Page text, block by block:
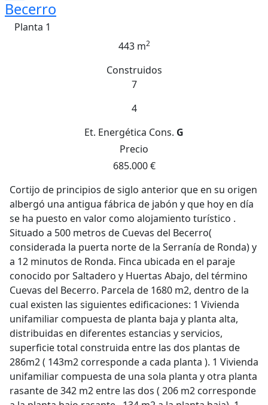
Becerro
Planta 1
443 m2
Construidos
7
4
Et. Energética Cons. G
Precio
685.000 €
Cortijo de principios de siglo anterior que en su origen
albergó una antigua fábrica de jabón y que hoy en día
se ha puesto en valor como alojamiento turístico .
Situado a 500 metros de Cuevas del Becerro(
considerada la puerta norte de la Serranía de Ronda) y
a 12 minutos de Ronda. Finca ubicada en el paraje
conocido por Saltadero y Huertas Abajo, del término
Cuevas del Becerro. Parcela de 1680 m2, dentro de la
cual existen las siguientes edificaciones: 1 Vivienda
unifamiliar compuesta de planta baja y planta alta,
distribuidas en diferentes estancias y servicios,
superficie total construida entre las dos plantas de
286m2 ( 143m2 corresponde a cada planta ). 1 Vivienda
unifamiliar compuesta de una sola planta y otra planta
rasante de 342 m2 entre las dos ( 206 m2 corresponde